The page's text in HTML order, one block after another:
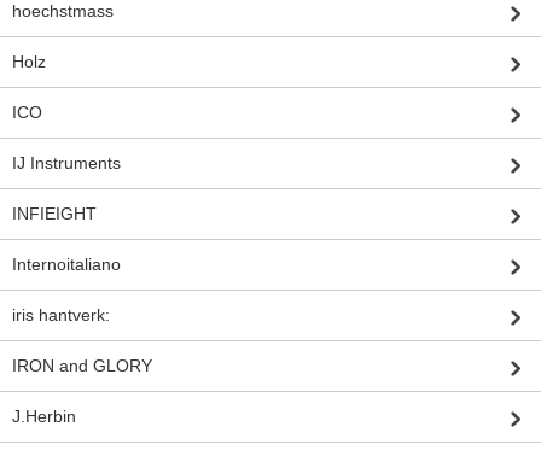
hoechstmass
Holz
ICO
IJ Instruments
INFIEIGHT
Internoitaliano
iris hantverk:
IRON and GLORY
J.Herbin